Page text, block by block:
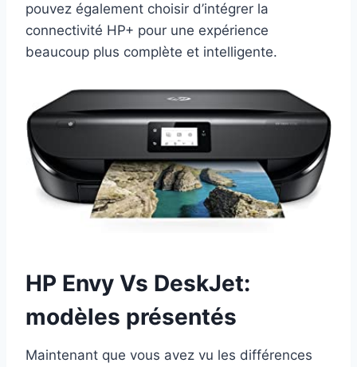
pouvez également choisir d’intégrer la
connectivité HP+ pour une expérience
beaucoup plus complète et intelligente.
HP Envy Vs DeskJet:
modèles présentés
Maintenant que vous avez vu les différences